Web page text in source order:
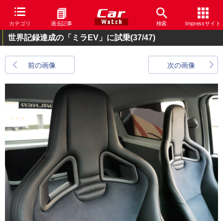
カテゴリ 過去記事 検索 Impressサイト
世界記録達成の「ミラEV」に試乗(37/47)
前の画像 次の画像